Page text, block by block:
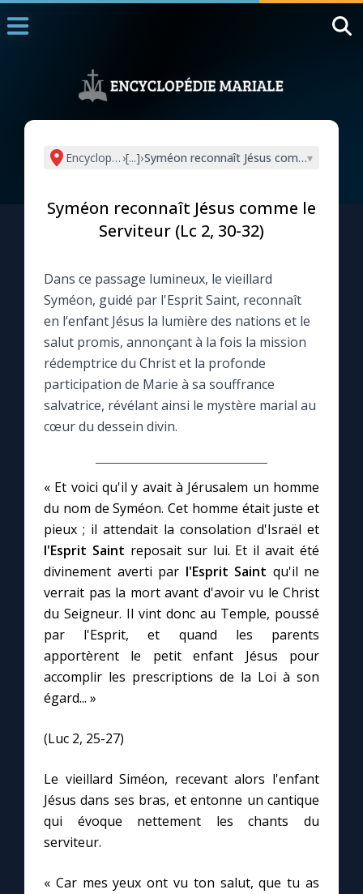
L'actualité de la semaine
La newsletter
La vidéo de la semaine
Le compte Tiktok
Le site internet
Questions-réponses
Prier au quotidien
Avec Thérèse de Lisieux
L'Évangile chaque jour
Marie qui défait les nœuds
Me consacrer à Jésus par Marie
Encyclopédie mariale
›[...]›Syméon reconnaît Jésus comme le
▾
Syméon reconnaît Jésus comme le
Serviteur (Lc 2, 30-32)
Dans ce passage lumineux, le vieillard
Syméon, guidé par l'Esprit Saint, reconnaît
en l’enfant Jésus la lumière des nations et le
salut promis, annonçant à la fois la mission
rédemptrice du Christ et la profonde
participation de Marie à sa souffrance
salvatrice, révélant ainsi le mystère marial au
cœur du dessein divin.
« Et voici qu'il y avait à Jérusalem un homme
du nom de Syméon. Cet homme était juste et
pieux ; il attendait la consolation d'Israël et
l'Esprit Saint reposait sur lui. Et il avait été
divinement averti par l'Esprit Saint qu'il ne
verrait pas la mort avant d'avoir vu le Christ
du Seigneur. Il vint donc au Temple, poussé
par l'Esprit, et quand les parents
apportèrent le petit enfant Jésus pour
accomplir les prescriptions de la Loi à son
égard... »
(Luc 2, 25-27)
Le vieillard Siméon, recevant alors l'enfant
Jésus dans ses bras, et entonne un cantique
qui évoque nettement les chants du
serviteur.
« Car mes yeux ont vu ton salut, que tu as